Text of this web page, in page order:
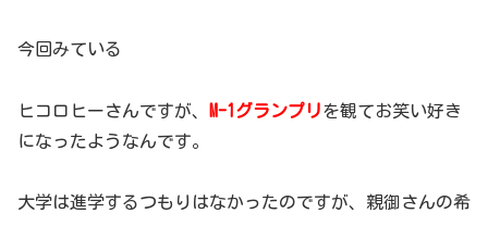
今回みている
ヒコロヒーさんですが、 M-1グランプリを観てお笑い好き
になったようなんです。
大学は進学するつもりはなかったのですが、親御さんの希